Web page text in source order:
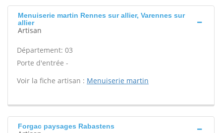
Menuiserie martin Rennes sur allier, Varennes sur
allier
Artisan
Département: 03
Porte d'entrée -
Voir la fiche artisan : Menuiserie martin
Forgac paysages Rabastens